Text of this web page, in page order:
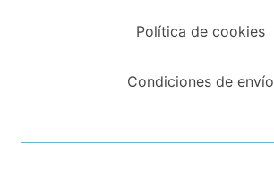
Política de cookies
Condiciones de envío